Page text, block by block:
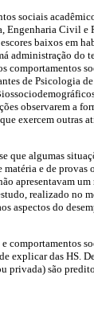
sociais
Engenharia Civil
baixos em
administração do
comportamentos
de Psicologia
observarem a
exercem outras
que algumas
e de provas
apresentavam
realizado no
aspectos do
comportamentos
explicar das HS.
privada) são